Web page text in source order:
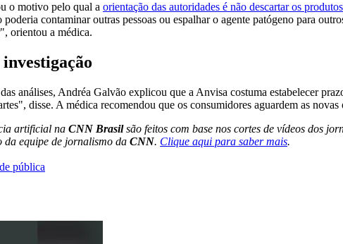
o motivo pelo qual a orientação das autoridades é não descartar os produtos
contaminar outras pessoas ou espalhar o agente patógeno para
orientou a médica.
análises, Andréa Galvão explicou que a Anvisa costuma estabelecer
disse. A médica recomendou que os consumidores aguardem as
artificial na CNN Brasilsão feitos com base nos cortes de vídeos dos
da equipe de jornalismo da CNN. Clique aqui para saber mais.
pública